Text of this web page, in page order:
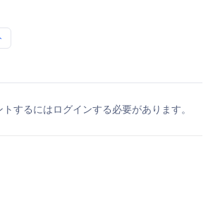
トするにはログインする必要があります。